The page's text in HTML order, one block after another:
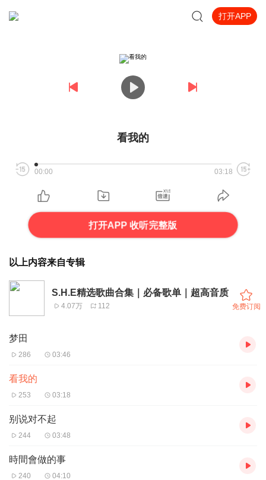
打开APP
看我的
00:00 03:18
打开APP 收听完整版
以上内容来自专辑
S.H.E精选歌曲合集｜必备歌单｜超高音质
4.07万 112 免费订阅
梦田
286 03:46
看我的
253 03:18
别说对不起
244 03:48
時間會做的事
240 04:10